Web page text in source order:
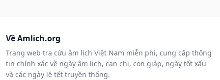
Về Amlich.org
Trang web tra cứu âm lịch Việt Nam miễn phí, cung cấp thông
tin chính xác về ngày âm lịch, can chi, con giáp, ngày tốt xấu
và các ngày lễ tết truyền thống.